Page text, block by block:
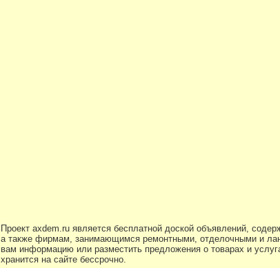
Проект axdem.ru является бесплатной доской объявлений,
а также фирмам, занимающимся ремонтными, отделочными и
вам информацию или разместить предложения о товарах и
хранится на сайте бессрочно.